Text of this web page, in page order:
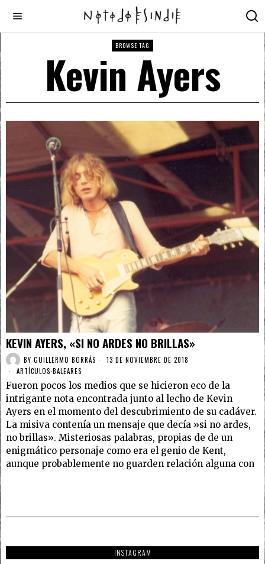
BROWSE TAG
Kevin Ayers
KEVIN AYERS, «SI NO ARDES NO BRILLAS»
BY GUILLERMO BORRÁS
13 DE NOVIEMBRE DE 2018
ARTÍCULOS·BALEARES
Fueron pocos los medios que se hicieron eco de la
intrigante nota encontrada junto al lecho de Kevin
Ayers en el momento del descubrimiento de su cadáver.
La misiva contenía un mensaje que decía »si no ardes,
no brillas». Misteriosas palabras, propias de de un
enigmático personaje como era el genio de Kent,
aunque probablemente no guarden relación alguna con
INSTAGRAM